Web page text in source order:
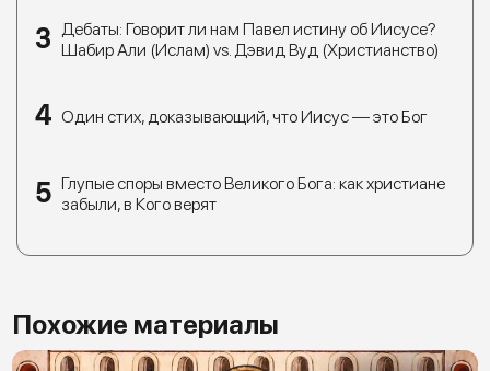
Дебаты: Говорит ли нам Павел истину об Иисусе?
Шабир Али (Ислам) vs. Дэвид Вуд (Христианство)
Один стих, доказывающий, что Иисус — это Бог
Глупые споры вместо Великого Бога: как христиане
забыли, в Кого верят
Похожие материалы